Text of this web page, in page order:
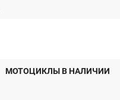
МОТОЦИКЛЫ В НАЛИЧИИ